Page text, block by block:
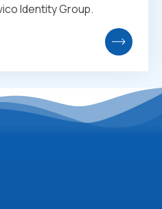
Identity Group.